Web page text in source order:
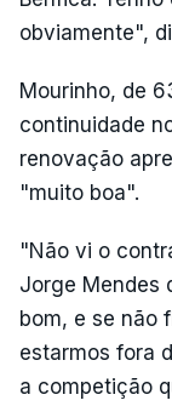
obviamente",
Mourinho, de
continuidade
renovação
"muito boa".
"Não vi o
Jorge Mendes
bom, e se não
estarmos fora
a competição